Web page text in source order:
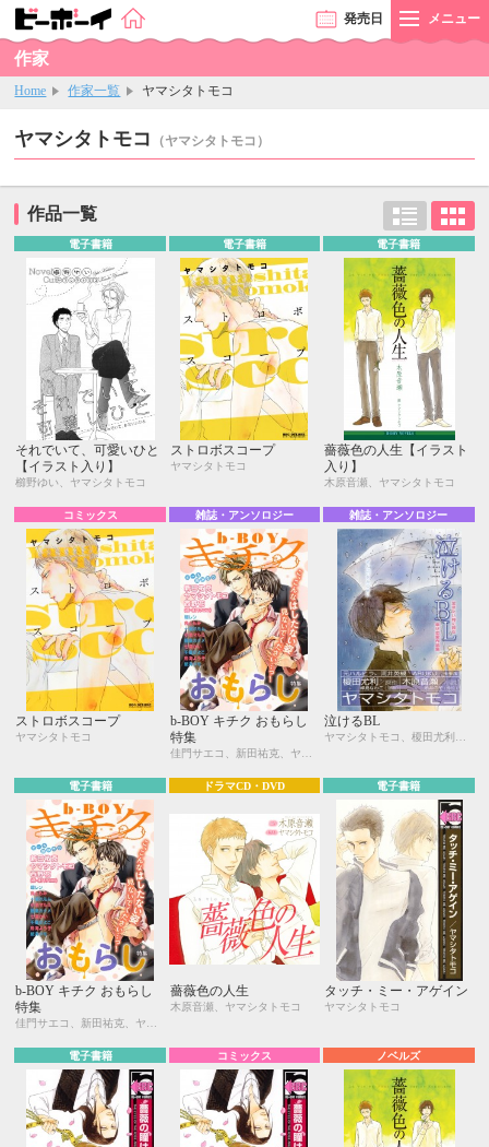
発売日 メニュー
作家
Home 作家一覧 ヤマシタトモコ
ヤマシタトモコ （ヤマシタトモコ）
作品一覧
電子書籍
それでいて、可愛いひと
【イラスト入り】
櫛野ゆい、ヤマシタトモコ
電子書籍
ストロボスコープ
ヤマシタトモコ
電子書籍
薔薇色の人生【イラスト
入り】
木原音瀬、ヤマシタトモコ
コミックス
ストロボスコープ
ヤマシタトモコ
雑誌・アンソロジー
b-BOY キチク おもらし
特集
雑誌・アンソロジー
泣けるBL
電子書籍
b-BOY キチク おもらし
特集
佳門サエコ、新田祐克、ヤマシタトモコ、西野 花、環 レン、魚ともみ、一城れもん、小池マルミ、飴屋カナメ、七瀬かい、千歳ぴよこ、鳥海よう子、紙屋メモ
ドラマCD・DVD
薔薇色の人生
木原音瀬、ヤマシタトモコ
電子書籍
タッチ・ミー・アゲイン
ヤマシタトモコ
電子書籍 コミックス ノベルズ